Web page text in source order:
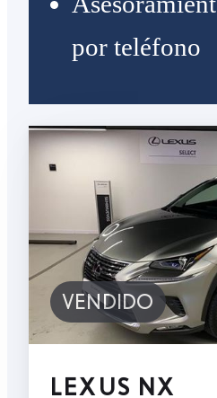
por teléfono
VENDIDO
LEXUS NX